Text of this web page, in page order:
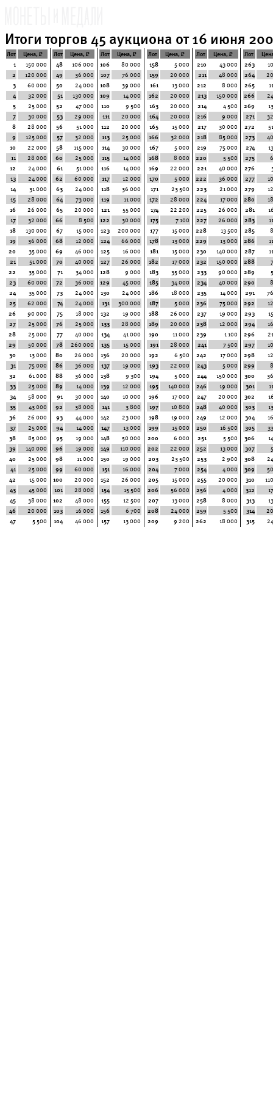
Итоги торгов 45 аукциона от 16 июня
Лот
Цена, ₽
1
150 000
2
120 000
3
60 000
4
32 000
5
25 000
7
30 000
8
28 000
9
125 000
10
22 000
11
28 000
12
24 000
13
24 000
14
31 000
15
28 000
16
26 000
17
32 000
18
130 000
19
36 000
20
35 000
21
51 000
22
35 000
23
60 000
24
35 000
25
62 000
26
90 000
27
25 000
28
25 000
29
50 000
30
13 000
31
75 000
32
61 000
33
25 000
34
58 000
35
43 000
36
26 000
37
25 000
38
85 000
39
140 000
40
25 000
41
25 000
42
15 000
43
45 000
45
38 000
46
20 000
47
5 500
Лот
Цена, ₽
48
106 000
49
36 000
50
24 000
51
130 000
52
47 000
53
29 000
56
51 000
57
32 000
58
115 000
60
25 000
61
51 000
62
60 000
63
24 000
64
73 000
65
20 000
66
8 500
67
15 000
68
12 000
69
46 000
70
40 000
71
34 000
72
36 000
73
24 000
74
24 000
75
18 000
76
25 000
77
40 000
78
260 000
80
26 000
86
36 000
88
36 000
89
14 000
91
30 000
92
38 000
93
44 000
94
14 000
95
19 000
96
19 000
98
11 000
99
60 000
100
20 000
101
28 000
102
48 000
103
16 000
104
46 000
Лот
Цена, ₽
106
80 000
107
76 000
108
39 000
109
14 000
110
9 500
111
20 000
112
20 000
113
25 000
114
30 000
115
14 000
116
14 000
117
12 000
118
36 000
119
11 000
121
55 000
122
30 000
123
200 000
124
66 000
125
16 000
127
26 000
128
9 000
129
45 000
130
24 000
131
300 000
132
19 000
133
28 000
134
41 000
135
15 000
136
20 000
137
19 000
138
9 300
139
12 000
140
10 000
141
3 800
142
23 000
147
13 000
148
50 000
149
110 000
150
19 000
151
16 000
152
26 000
154
15 500
155
12 500
156
6 700
157
13 000
Лот
Цена, ₽
158
5 000
159
20 000
161
13 000
162
20 000
163
20 000
164
20 000
165
15 000
166
32 000
167
5 000
168
8 000
169
22 000
170
5 000
171
23 500
172
28 000
174
22 200
175
7 100
177
15 000
178
13 000
181
15 000
182
17 000
183
35 000
185
34 000
186
18 000
187
5 000
188
26 000
189
20 000
190
11 000
191
28 000
192
6 500
193
22 000
194
5 000
195
140 000
196
17 000
197
10 800
198
19 000
199
15 000
200
6 000
202
22 000
203
23 500
204
7 000
205
15 000
206
56 000
207
13 000
208
24 000
209
9 200
Лот
Цена, ₽
210
43 000
211
48 000
212
8 000
213
150 000
214
4 500
216
9 000
217
30 000
218
85 000
219
75 000
220
5 500
221
40 000
222
36 000
223
21 000
224
17 000
225
26 000
227
26 000
228
13 500
229
13 000
230
140 000
232
150 000
233
90 000
234
40 000
235
14 000
236
75 000
237
19 000
238
12 000
239
1 100
241
7 500
242
17 000
243
5 000
244
150 000
246
19 000
247
20 000
248
40 000
249
12 000
250
16 500
251
5 500
252
13 000
253
2 900
254
4 000
255
20 000
256
4 000
258
8 000
259
5 500
262
18 000
Лот
263
264
265
266
269
271
272
273
274
275
276
277
279
280
281
283
285
286
287
288
289
290
291
292
293
294
296
297
298
299
300
301
302
303
304
305
306
307
308
309
310
312
313
314
315